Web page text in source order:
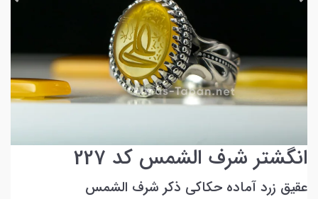
انگشتر شرف الشمس کد 227
عقیق زرد آماده حکاکی ذکر شرف الشمس